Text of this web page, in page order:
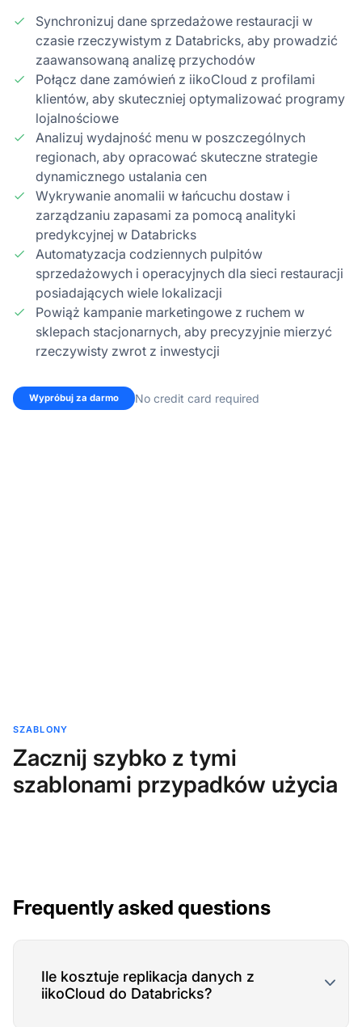
Synchronizuj dane sprzedażowe restauracji w
czasie rzeczywistym z Databricks, aby prowadzić
zaawansowaną analizę przychodów
Połącz dane zamówień z iikoCloud z profilami
klientów, aby skuteczniej optymalizować programy
lojalnościowe
Analizuj wydajność menu w poszczególnych
regionach, aby opracować skuteczne strategie
dynamicznego ustalania cen
Wykrywanie anomalii w łańcuchu dostaw i
zarządzaniu zapasami za pomocą analityki
predykcyjnej w Databricks
Automatyzacja codziennych pulpitów
sprzedażowych i operacyjnych dla sieci restauracji
posiadających wiele lokalizacji
Powiąż kampanie marketingowe z ruchem w
sklepach stacjonarnych, aby precyzyjnie mierzyć
rzeczywisty zwrot z inwestycji
Wypróbuj za darmo No credit card required
SZABLONY
Zacznij szybko z tymi
szablonami przypadków użycia
Frequently asked questions
Ile kosztuje replikacja danych z
iikoCloud do Databricks?